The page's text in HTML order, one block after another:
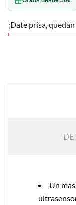
¡Date prisa,
Un